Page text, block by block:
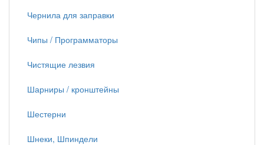
Чернила для заправки
Чипы / Программаторы
Чистящие лезвия
Шарниры / кронштейны
Шестерни
Шнеки, Шпиндели